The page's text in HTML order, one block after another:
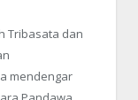
Tribasata dan
mendengar